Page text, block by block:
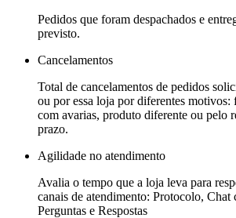
Pedidos que foram despachados e
previsto.
Cancelamentos
Total de cancelamentos de pedidos
ou por essa loja por diferentes motivos:
com avarias, produto diferente ou pelo
prazo.
Agilidade no atendimento
Avalia o tempo que a loja leva para
canais de atendimento: Protocolo, Chat
Perguntas e Respostas